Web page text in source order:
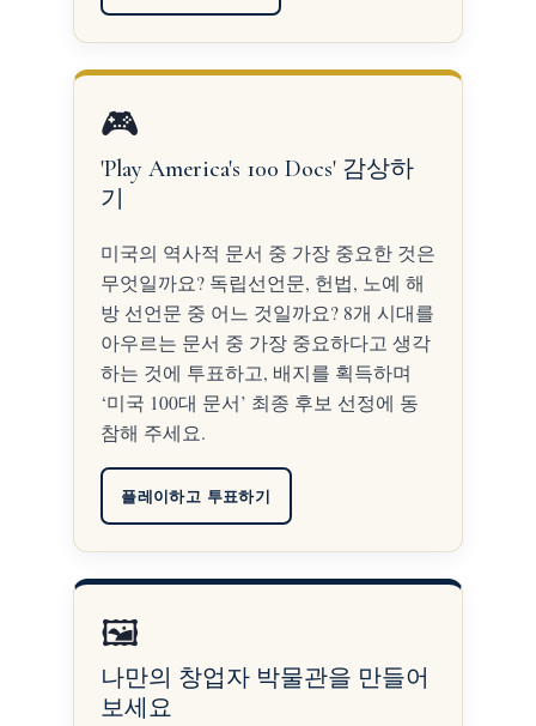
🎮
'Play America's 100 Docs' 감상하
기
미국의 역사적 문서 중 가장 중요한 것은
무엇일까요? 독립선언문, 헌법, 노예 해
방 선언문 중 어느 것일까요? 8개 시대를
아우르는 문서 중 가장 중요하다고 생각
하는 것에 투표하고, 배지를 획득하며
‘미국 100대 문서’ 최종 후보 선정에 동
참해 주세요.
플레이하고 투표하기
🖼️
나만의 창업자 박물관을 만들어
보세요